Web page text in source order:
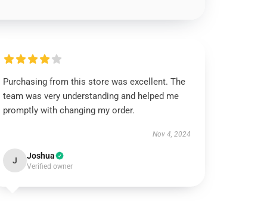
Purchasing from this store was excellent. The
team was very understanding and helped me
promptly with changing my order.
Nov 4, 2024
J Joshua
Verified owner